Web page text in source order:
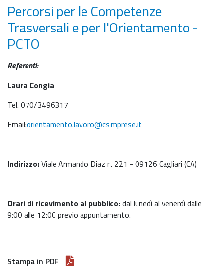
Percorsi per le Competenze
Trasversali e per l'Orientamento -
PCTO
Referenti:
Laura Congia
Tel. 070/3496317
Email:orientamento.lavoro@csimprese.it
Indirizzo:Viale Armando Diaz n. 221 - 09126 Cagliari (CA)
Orari di ricevimento al pubblico:dal lunedì al venerdì dalle
9:00 alle 12:00 previo appuntamento.
Stampa in PDF